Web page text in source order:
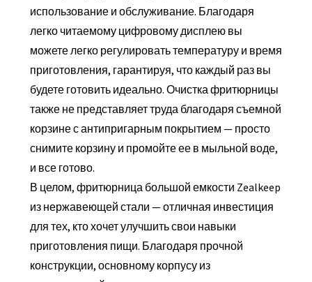
использование и обслуживание. Благодаря
легко читаемому цифровому дисплею вы
можете легко регулировать температуру и время
приготовления, гарантируя, что каждый раз вы
будете готовить идеально. Очистка фритюрницы
также не представляет труда благодаря съемной
корзине с антипригарным покрытием — просто
снимите корзину и промойте ее в мыльной воде,
и все готово.
В целом, фритюрница большой емкости Zealkeep
из нержавеющей стали — отличная инвестиция
для тех, кто хочет улучшить свои навыки
приготовления пищи. Благодаря прочной
конструкции, основному корпусу из